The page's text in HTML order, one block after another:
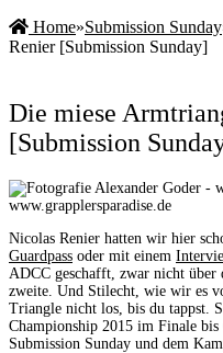
Home»Submission Sunday
Renier [Submission Sunday]
Die miese
[Submission
Nicolas Renier hatten wir hier
Guardpass oder mit einem
ADCC geschafft, zwar nicht
zweite. Und Stilecht, wie wir es
Triangle nicht los, bis du tappst.
Championship 2015 im Finale
Submission Sunday und dem